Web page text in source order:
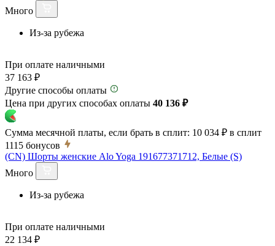
Много
Из-за рубежа
При оплате наличными
37 163 ₽
Другие способы оплаты
Цена при других способах оплаты 40 136 ₽
Сумма месячной платы, если брать в сплит: 10 034 ₽ в сплит
1115 бонусов
(CN) Шорты женские Alo Yoga 191677371712, Белые (S)
Много
Из-за рубежа
При оплате наличными
22 134 ₽